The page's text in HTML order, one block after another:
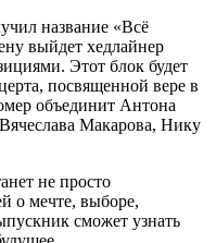
название «Всё
выйдет хедлайнер
Этот блок будет
посвященной вере в
объединит Антона
Макарова, Нику
не просто
о мечте, выборе,
сможет узнать